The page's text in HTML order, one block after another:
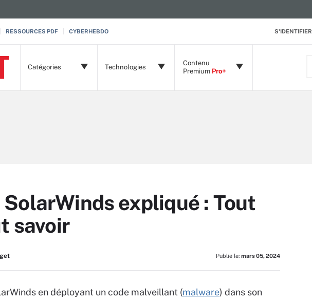
S'IDENTIFIER
RESSOURCES PDF CYBERHEBDO
Catégories Technologies
Contenu
Premium Pro+
SolarWinds expliqué : Tout
savoir
Publié le: mars 05, 2024
en déployant un code malveillant (malware) dans son